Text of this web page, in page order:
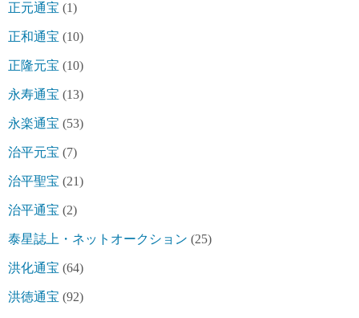
正元通宝 (1)
正和通宝 (10)
正隆元宝 (10)
永寿通宝 (13)
永楽通宝 (53)
治平元宝 (7)
治平聖宝 (21)
治平通宝 (2)
泰星誌上・ネットオークション (25)
洪化通宝 (64)
洪徳通宝 (92)